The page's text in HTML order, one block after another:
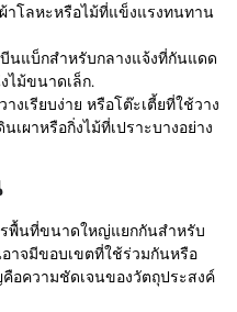
าโลหะหรือไม้ที่แข็งแรงทนทาน
บีนแบ็กสำหรับกลางแจ้งที่กันแดด
ไม้ขนาดเล็ก.
างเรียบง่าย หรือโต๊ะเตี้ยที่ใช้วาง
เผาหรือกิ่งไม้ที่เปราะบางอย่าง
รพื้นที่ขนาดใหญ่แยกกันสำหรับ
าจมีขอบเขตที่ใช้ร่วมกันหรือ
อความชัดเจนของวัตถุประสงค์